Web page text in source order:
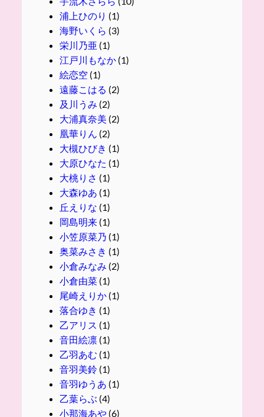
浦上ひのり (1)
海野いくら (3)
栄川乃亜 (1)
江戸川もなか(1)
絵恋空 (1)
遠藤こはる (2)
及川うみ (2)
大浦真奈美 (2)
凰華りん (2)
大槻ひびき (1)
大原ひなた (1)
大桃りさ (1)
大森ゆあ (1)
丘えりな (1)
岡島明来(1)
小笠原菜乃 (1)
奥菜みさき (1)
小倉みなみ (2)
小倉由菜(1)
尾崎えりか(1)
落合ゆき (1)
乙アリス (1)
音田絵凛(1)
乙羽あむ (1)
音羽美鈴(1)
音羽ゆうあ (1)
乙葉らぶ (4)
小那海あや(6)